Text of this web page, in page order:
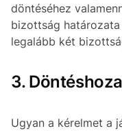
döntéséhez
bizottság
legalább két
3.
Ugyan a kérelmet a